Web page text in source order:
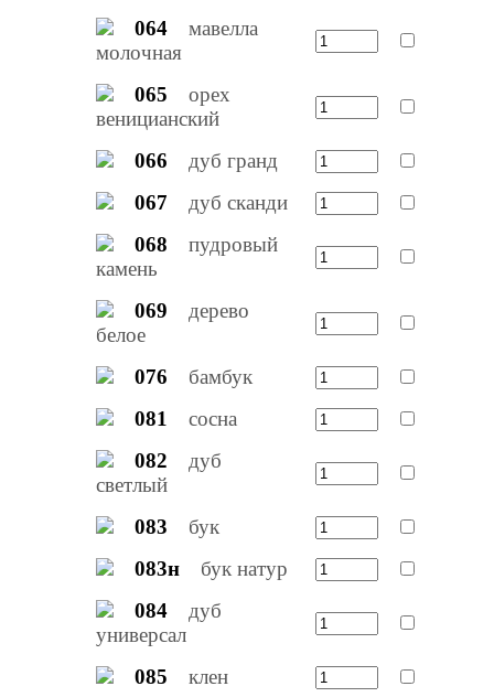
064
мавелла
молочная
065
орех
веницианский
066
дуб гранд
067
дуб сканди
068
пудровый
камень
069
дерево
белое
076
бамбук
081
сосна
082
дуб
светлый
083
бук
083н
бук натур
084
дуб
универсал
085
клен